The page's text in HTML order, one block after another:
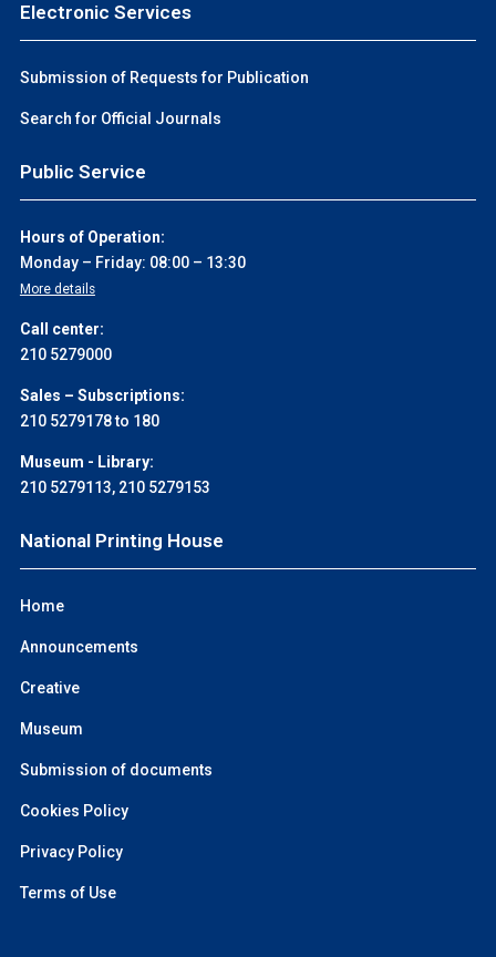
Electronic Services
Submission of Requests for Publication
Search for Official Journals
Public Service
Hours of Operation:
Monday – Friday: 08:00 – 13:30
More details
Call center:
210 5279000
Sales – Subscriptions:
210 5279178 to 180
Museum - Library:
210 5279113, 210 5279153
National Printing House
Home
Announcements
Creative
Museum
Submission of documents
Cookies Policy
Privacy Policy
Terms of Use